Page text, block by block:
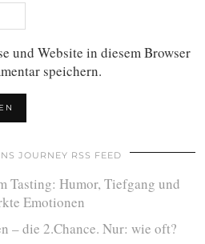
und Website in diesem Browser
speichern.
JOURNEY RSS FEED
Tasting: Humor, Tiefgang und
Emotionen
– die 2.Chance. Nur: wie oft?